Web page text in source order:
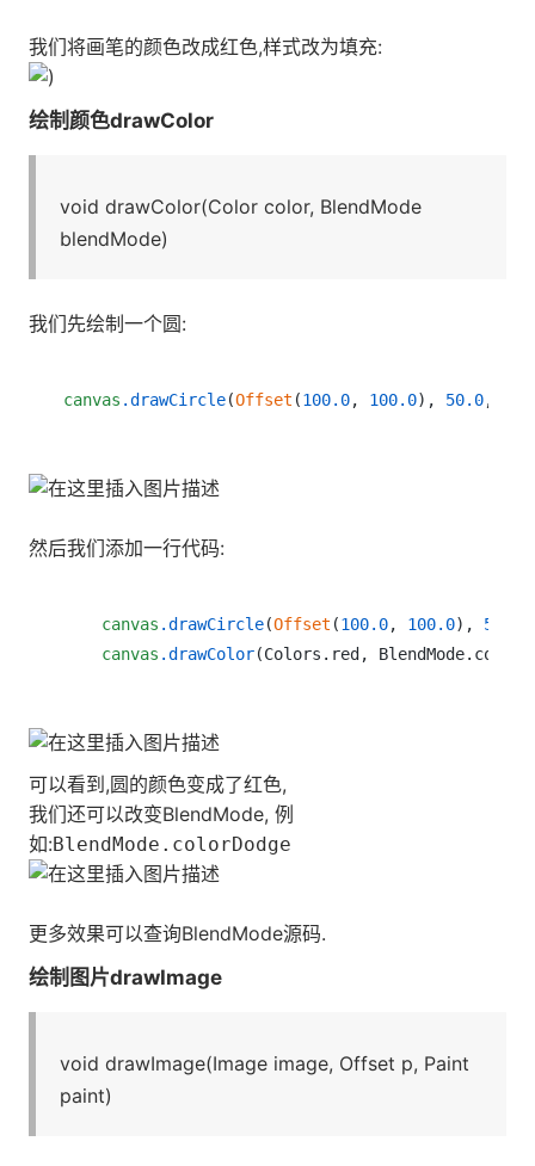
我们将画笔的颜色改成红色,样式改为填充:
绘制颜色drawColor
void drawColor(Color color, BlendMode
blendMode)
我们先绘制一个圆:
canvas .drawCircle(Offset (100.0, 100.0), 50.0
然后我们添加一行代码:
canvas .drawCircle(Offset (100.0, 100.0), 50.0
canvas .drawColor(Colors.red,
可以看到,圆的颜色变成了红色,
我们还可以改变BlendMode, 例
如:BlendMode.colorDodge
更多效果可以查询BlendMode源码.
绘制图片drawImage
void drawImage(Image image, Offset p, Paint
paint)